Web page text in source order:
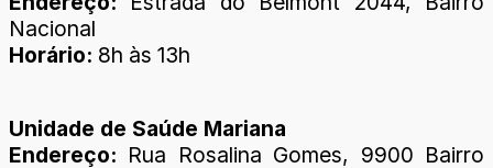
Nacional
Horário: 8h às 13h
Unidade de Saúde Mariana
Endereço: Rua Rosalina Gomes, 9900 Bairro